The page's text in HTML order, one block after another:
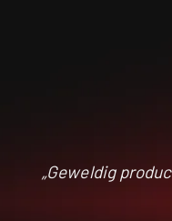
„Geweldig